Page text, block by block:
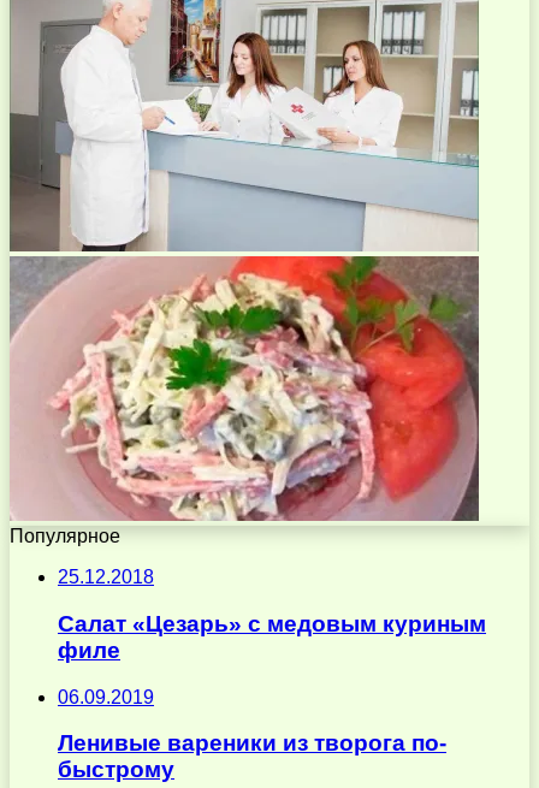
Популярное
25.12.2018
Салат «Цезарь» с медовым куриным
филе
06.09.2019
Ленивые вареники из творога по-
быстрому